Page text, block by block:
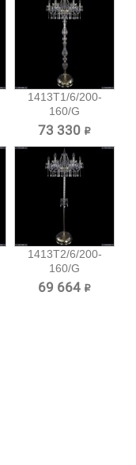
1413T1/6/200-
160/G
Хрустальный
73 330 ₽
1413T2/6/200-
160/G
Хрустальный
69 664 ₽